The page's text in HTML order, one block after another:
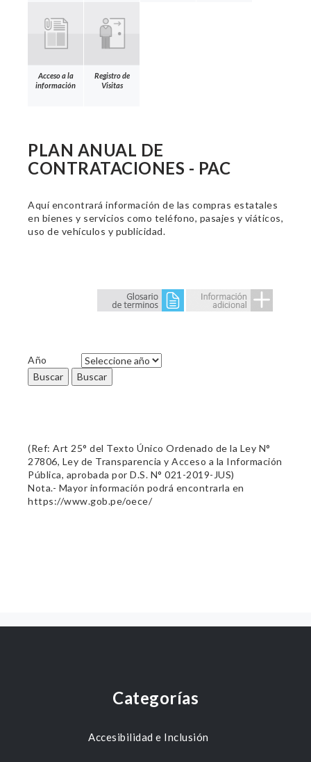
Acceso a la
información
Registro de
Visitas
PLAN ANUAL DE
CONTRATACIONES - PAC
Aquí encontrará información de las compras estatales
en bienes y servicios como teléfono, pasajes y viáticos,
uso de vehículos y publicidad.
Año
Buscar
Buscar
(Ref: Art 25° del Texto Único Ordenado de la Ley N°
27806, Ley de Transparencia y Acceso a la Información
Pública, aprobada por D.S. N° 021-2019-JUS)
Nota.- Mayor información podrá encontrarla en
https://www.gob.pe/oece/
Categorías
Accesibilidad e Inclusión